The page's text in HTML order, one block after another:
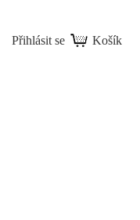
Košík
Přihlásit se